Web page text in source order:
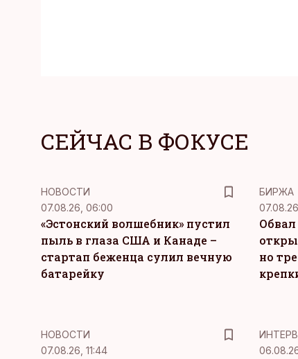
СЕЙЧАС В ФОКУСЕ
НОВОСТИ
07.08.26, 06:00
«Эстонский волшебник» пустил
пыль в глаза США и Канаде –
стартап беженца сулил вечную
батарейку
БИРЖА
но
НОВОСТИ
07.08.26, 11:44